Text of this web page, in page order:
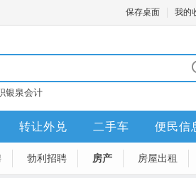
保存桌面 我的
银泉会计
转让外兑 二手车 便民信
勃利招聘 房产 房屋出租